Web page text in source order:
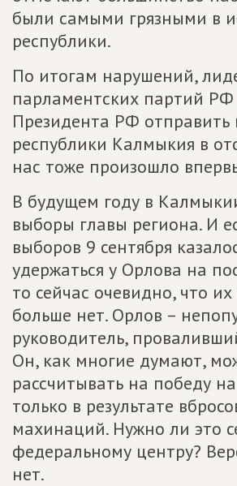
были самыми грязными в
республики.
По итогам нарушений,
парламентских партий
Президента РФ отправить
республики Калмыкия в
нас тоже произошло
В будущем году в
выборы главы региона. И
выборов 9 сентября
удержаться у Орлова на
то сейчас очевидно, что
больше нет. Орлов –
руководитель,
Он, как многие думают,
рассчитывать на победу
только в результате
махинаций. Нужно ли это
федеральному центру?
нет.